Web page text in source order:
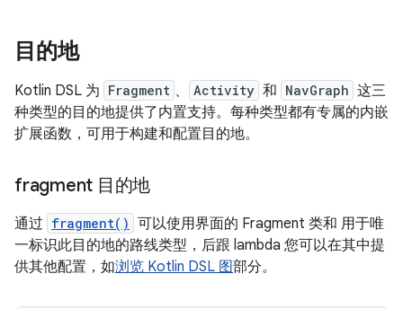
目的地
Kotlin DSL 为 Fragment 、 Activity 和 NavGraph 这三
种类型的目的地提供了内置支持。每种类型都有专属的内嵌
扩展函数，可用于构建和配置目的地。
fragment 目的地
通过 fragment() 可以使用界面的 Fragment 类和 用于唯
一标识此目的地的路线类型，后跟 lambda 您可以在其中提
供其他配置，如浏览 Kotlin DSL 图部分。